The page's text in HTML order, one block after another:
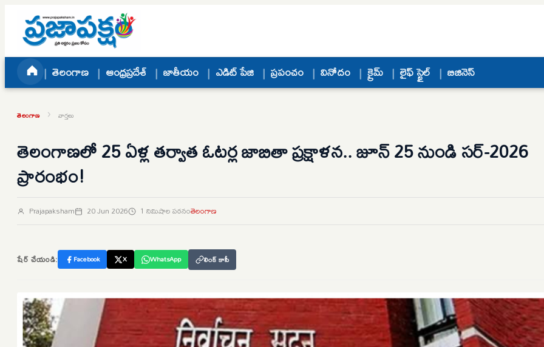
Skip to content
తెలంగాణ ఆంధ్రప్రదేశ్ జాతీయం ఎడిట్ పేజి ప్రపంచం వినోదం క్రైమ్ లైఫ్ స్టైల్ బిజినెస్
తెలంగాణ › వార్తలు
తెలంగాణలో 25 ఏళ్ల తర్వాత ఓటర్ల జాబితా ప్రక్షాళన.. జూన్ 25 నుండి సర్-2026
ప్రారంభం!
Prajapaksham 20 Jun 2026 1 నిమిషాల పఠనంతెలంగాణ
షేర్ చేయండి: Facebook X WhatsApp లింక్ కాపీ